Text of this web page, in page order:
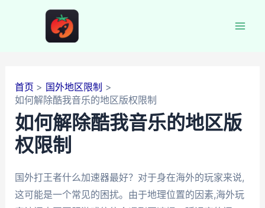
首页
国外地区限制
如何解除酷我音乐的地区版权限制
如何解除酷我音乐的地区版
权限制
国外打王者什么加速器最好？对于身在海外的玩家来说,
这可能是一个常见的困扰。由于地理位置的因素,海外玩